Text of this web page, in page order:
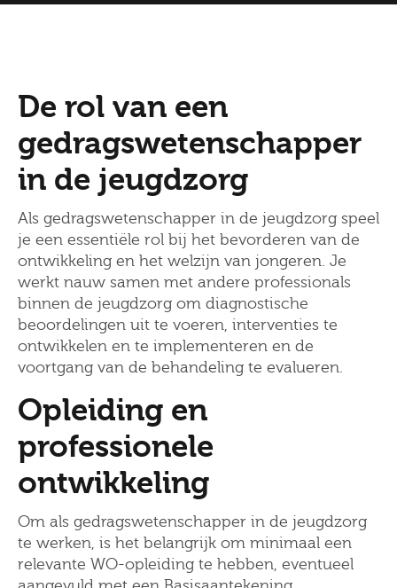
De rol van een
gedragswetenschapper
in de jeugdzorg
Als gedragswetenschapper in de jeugdzorg speel
je een essentiële rol bij het bevorderen van de
ontwikkeling en het welzijn van jongeren. Je
werkt nauw samen met andere professionals
binnen de jeugdzorg om diagnostische
beoordelingen uit te voeren, interventies te
ontwikkelen en te implementeren en de
voortgang van de behandeling te evalueren.
Opleiding en
professionele
ontwikkeling
Om als gedragswetenschapper in de jeugdzorg
te werken, is het belangrijk om minimaal een
relevante WO-opleiding te hebben, eventueel